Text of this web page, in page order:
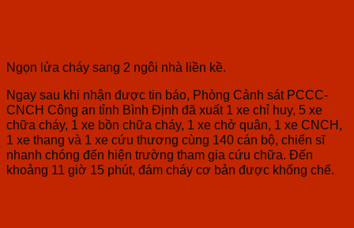
Ngọn lửa cháy sang 2 ngôi nhà liền kề.
Ngay sau khi nhận được tin báo, Phòng Cảnh sát PCCC-
CNCH Công an tỉnh Bình Định đã xuất 1 xe chỉ huy, 5 xe
chữa cháy, 1 xe bồn chữa cháy, 1 xe chở quân, 1 xe CNCH,
1 xe thang và 1 xe cứu thương cùng 140 cán bộ, chiến sĩ
nhanh chóng đến hiện trường tham gia cứu chữa. Đến
khoảng 11 giờ 15 phút, đám cháy cơ bản được khống chế.